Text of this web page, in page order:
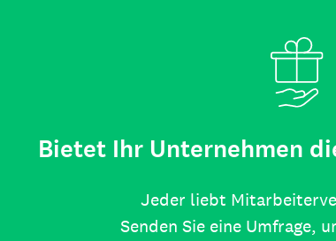
Bietet Ihr Unternehmen
Jeder liebt
Senden Sie eine Umfrage,